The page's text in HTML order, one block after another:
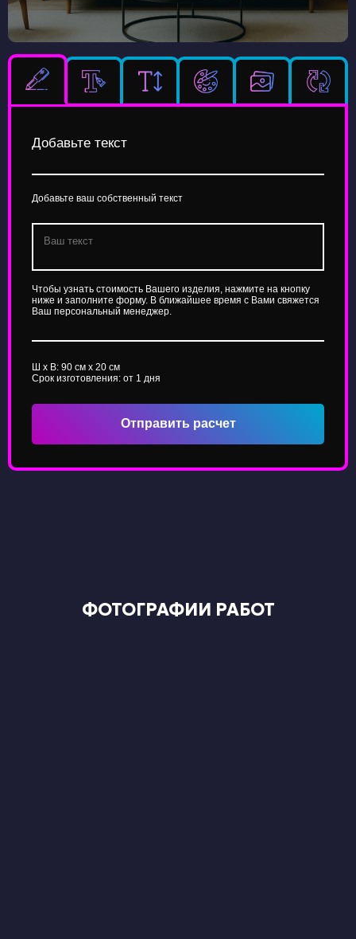
Добавьте текст
Добавьте ваш собственный текст
Чтобы узнать стоимость Вашего изделия, нажмите на кнопку
ниже и заполните форму. В ближайшее время с Вами свяжется
Ваш персональный менеджер.
Ш x В: 90 см x 20 см
Срок изготовления: от 1 дня
Отправить расчет
ФОТОГРАФИИ РАБОТ